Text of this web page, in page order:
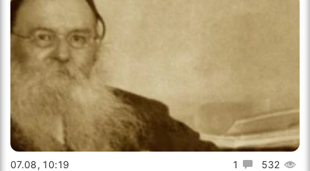
1 532
07.08, 10:19